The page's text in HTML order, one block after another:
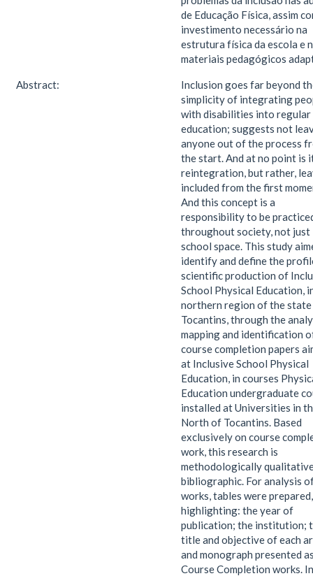
de Educação Física, assim
investimento necessário na
estrutura física da escola e
materiais pedagógicos
Abstract:
Inclusion goes far beyond
simplicity of integrating
with disabilities into regular
education; suggests not
anyone out of the process
the start. And at no point is
reintegration, but rather,
included from the first
And this concept is a
responsibility to be
throughout society, not just
school space. This study
identify and define the
scientific production of
School Physical Education,
northern region of the
Tocantins, through the
mapping and identification
course completion papers
at Inclusive School Physical
Education, in courses
Education undergraduate
installed at Universities in
North of Tocantins. Based
exclusively on course
work, this research is
methodologically
bibliographic. For analysis
works, tables were prepared,
highlighting: the year of
publication; the institution;
title and objective of each
and monograph presented
Course Completion works.